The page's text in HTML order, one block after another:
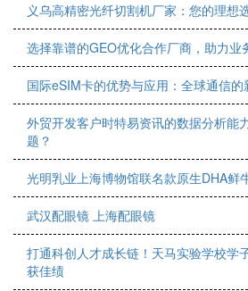
义乌高精密光纤切割机厂家：您的理想
选择靠谱的GEO优化合作厂商，助力业
国际eSIM卡的优势与应用：全球通信的
外贸开发客户时特易资讯的数据分析能
题？
光明乳业上海博物馆联名款原生DHA鲜
武汉配眼镜 上海配眼镜
打通科创人才成长链！天马实验学校学
获佳绩